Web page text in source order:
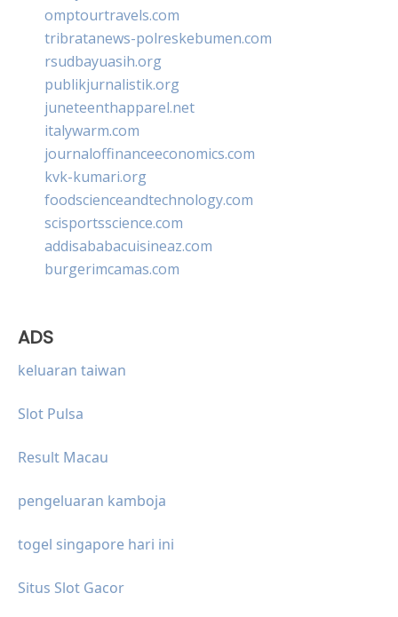
omptourtravels.com
tribratanews-polreskebumen.com
rsudbayuasih.org
publikjurnalistik.org
juneteenthapparel.net
italywarm.com
journaloffinanceeconomics.com
kvk-kumari.org
foodscienceandtechnology.com
scisportsscience.com
addisababacuisineaz.com
burgerimcamas.com
ADS
keluaran taiwan
Slot Pulsa
Result Macau
pengeluaran kamboja
togel singapore hari ini
Situs Slot Gacor